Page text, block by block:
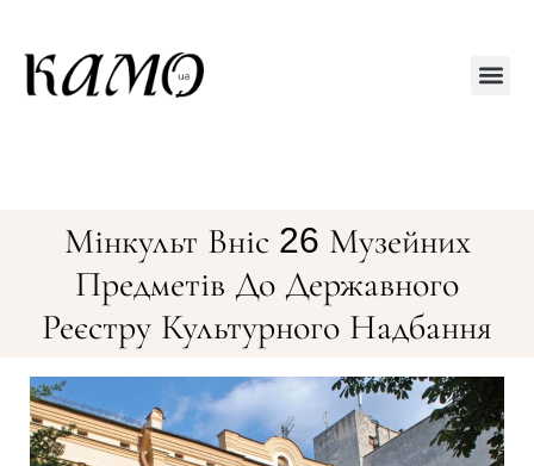
Мінкульт Вніс 26 Музейних
Предметів До Державного
Реєстру Культурного Надбання